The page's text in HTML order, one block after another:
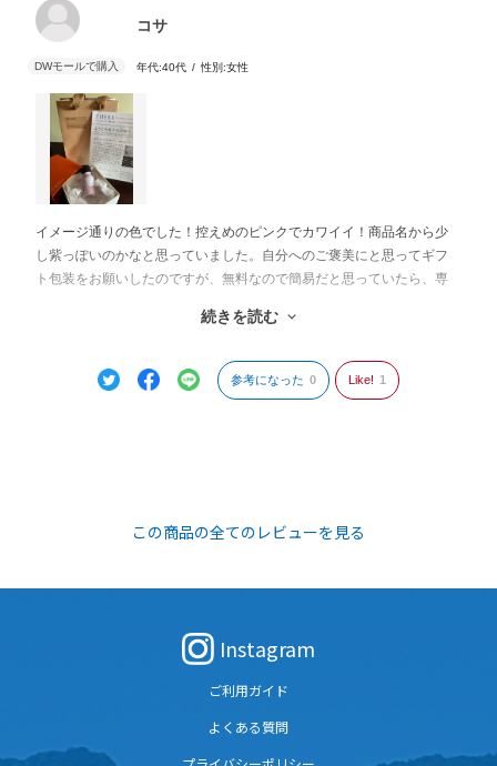
コサ
年代:40代 性別:女性
イメージ通りの色でした！控えめのピンクでカワイイ！商品名から少
し紫っぽいのかなと思っていました。自分へのご褒美にと思ってギフ
ト包装をお願いしたのですが、無料なので簡易だと思っていたら、専
た。DISCOVER WEST mall だから、ここまでできるのかなぁと思いま
す。ありがとうございました。
続きを読む
参考になった 0 Like! 1
この商品の全てのレビューを見る
Instagram
ご利用ガイド
よくある質問